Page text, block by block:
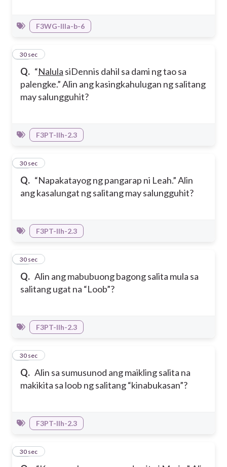
F3WG-IIIa-b-6
Q. “Nalula siDennis dahil sa dami ng tao sa
palengke.” Alin ang kasingkahulugan ng salitang
may salungguhit?
17
30 sec
F3PT-IIh-2.3
Q. “Napakatayog ng pangarap ni Leah.” Alin
ang kasalungat ng salitang may salungguhit?
18
30 sec
F3PT-IIh-2.3
Q. Alin ang mabubuong bagong salita mula sa
salitang ugat na “Loob”?
19
30 sec
F3PT-IIh-2.3
Q. Alin sa sumusunod ang maikling salita na
makikita sa loob ng salitang “kinabukasan”?
20
30 sec
F3PT-IIh-2.3
21
30 sec